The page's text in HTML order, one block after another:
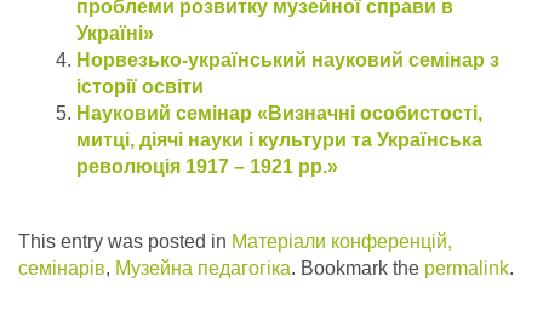
проблеми розвитку музейної справи в
Україні»
Норвезько-український науковий семінар з
історії освіти
Науковий семінар «Визначні особистості,
митці, діячі науки і культури та Українська
революція 1917 – 1921 рр.»
This entry was posted in Матеріали конференцій,
семінарів, Музейна педагогіка. Bookmark the permalink.